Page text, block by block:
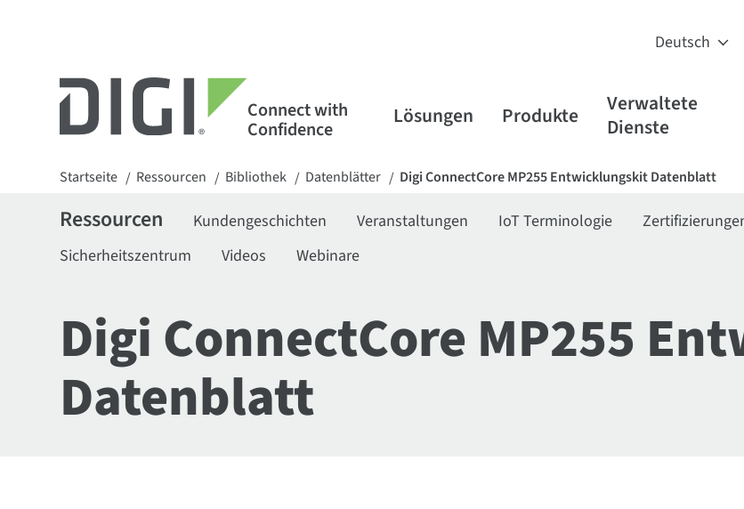
Connect with
Confidence Lösungen Produkte
Verwaltete
Dienste
Startseite / Ressourcen / Bibliothek / Datenblätter / Digi ConnectCore MP255 Entwicklungskit Datenblatt
Ressourcen Kundengeschichten Veranstaltungen IoT Terminologie
Sicherheitszentrum
Videos Webinare
Digi ConnectCore MP255
Datenblatt